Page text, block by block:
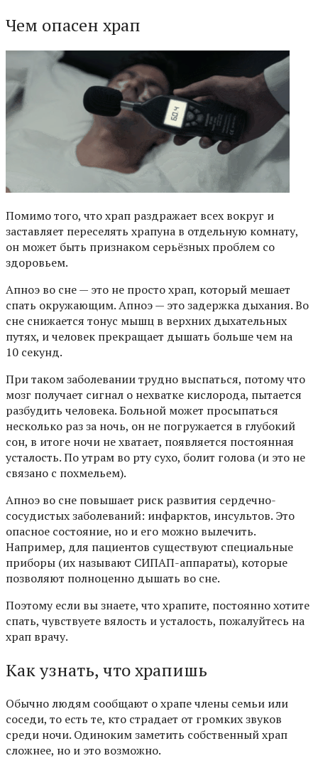
Чем опасен храп
Помимо того, что храп раздражает всех вокруг и
заставляет переселять храпуна в отдельную комнату,
он может быть признаком серьёзных проблем со
здоровьем.
Апноэ во сне — это не просто храп, который мешает
спать окружающим.Апноэ— это задержка дыхания. Во
сне снижается тонус мышц в верхних дыхательных
путях, и человек прекращает дышать больше чем на
10 секунд.
При таком заболевании трудно выспаться, потому что
мозг получает сигнал о нехватке кислорода, пытается
разбудить человека. Больной может просыпаться
несколько раз за ночь, он не погружается в глубокий
сон, в итоге ночи не хватает, появляется постоянная
усталость. По утрам во рту сухо, болит голова (и это не
связано с похмельем).
Апноэ во сне повышает риск развития сердечно-
сосудистых заболеваний: инфарктов, инсультов. Это
опасное состояние, но и его можно вылечить.
Например, для пациентов существуют специальные
приборы (их называют СИПАП-аппараты), которые
позволяют полноценно дышать во сне.
Поэтому если вы знаете, что храпите, постоянно хотите
спать, чувствуете вялость и усталость, пожалуйтесь на
храп врачу.
Как узнать, что храпишь
Обычно людям сообщают о храпе члены семьи или
соседи, то есть те, кто страдает от громких звуков
среди ночи. Одиноким заметить собственный храп
сложнее, но и это возможно.